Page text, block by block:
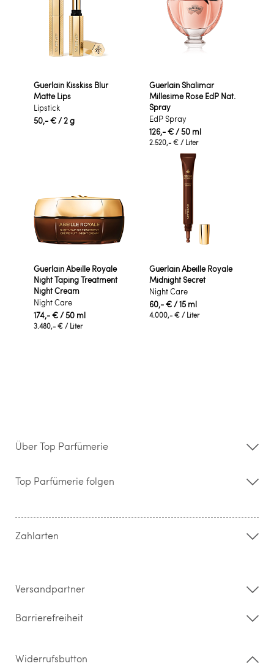
Guerlain Kisskiss Blur
Matte Lips
Lipstick
50,- €/ 2 g
Guerlain Shalimar
Millesime Rose EdP Nat.
Spray
EdP Spray
126,- €/ 50 ml
2.520,- € / Liter
Guerlain Abeille Royale
Night Taping Treatment
Night Cream
Night Care
174,- €/ 50 ml
3.480,- € / Liter
Guerlain Abeille Royale
Midnight Secret
Night Care
60,- €/ 15 ml
4.000,- € / Liter
Über Top Parfümerie
Storefinder
Kontakt
Widerrufsrecht & Rückgabebedingungen
Top Parfümerie folgen
Zahlarten
Versandpartner
Barrierefreiheit
Widerrufsbutton